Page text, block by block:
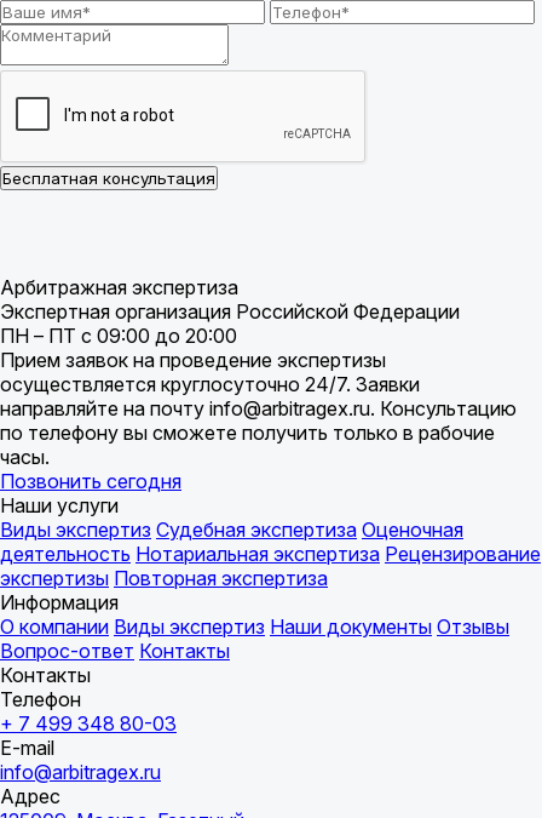
Бесплатная консультация
Арбитражная экспертиза
Экспертная организация Российской Федерации
ПН – ПТ с 09:00 до 20:00
Прием заявок на проведение экспертизы
осуществляется круглосуточно 24/7. Заявки
направляйте на почту info@arbitragex.ru. Консультацию
по телефону вы сможете получить только в рабочие
часы.
Позвонить сегодня
Наши услуги
Виды экспертиз Судебная экспертиза Оценочная
деятельность Нотариальная экспертиза Рецензирование
экспертизы Повторная экспертиза
Информация
О компании Виды экспертиз Наши документы Отзывы
Вопрос-ответ Контакты
Контакты
Телефон
+ 7 499 348 80-03
E-mail
info@arbitragex.ru
Адрес